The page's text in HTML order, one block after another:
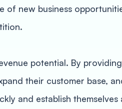
of new business
potential. By
their customer base,
and establish themselves